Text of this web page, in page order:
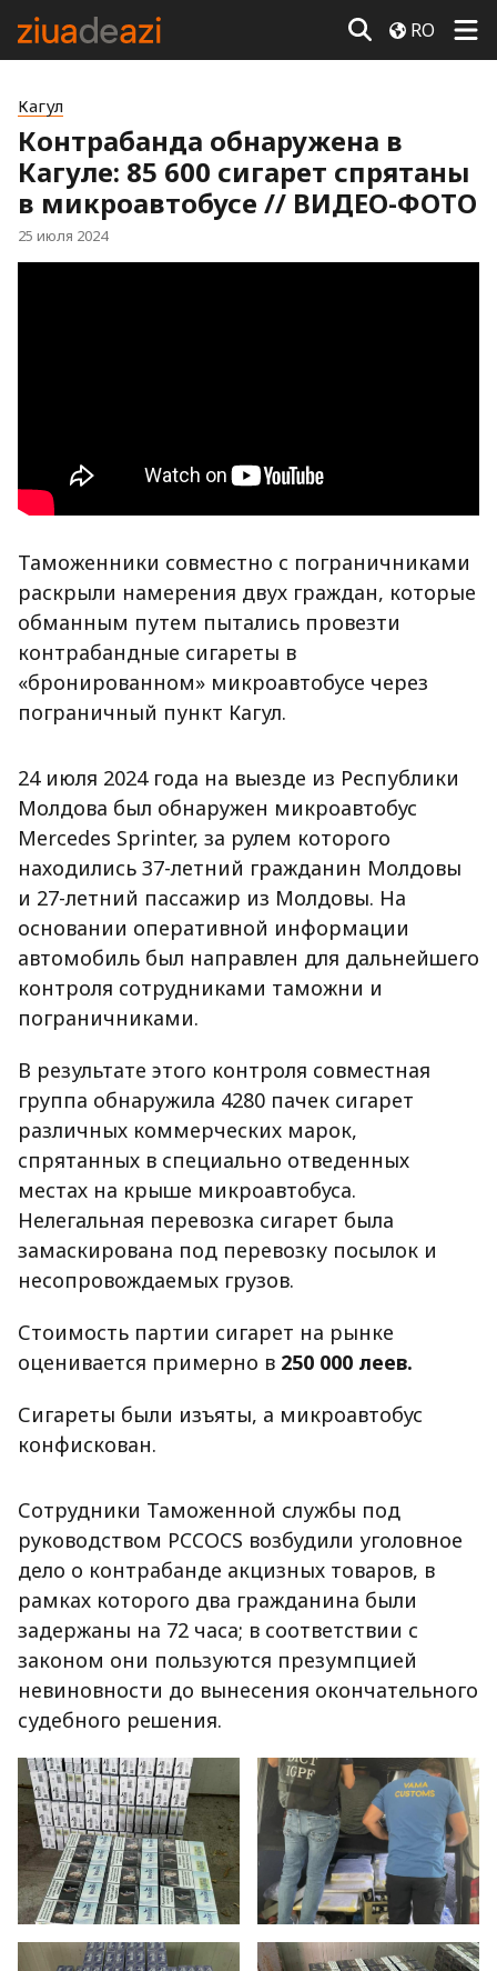
RO
Кагул
Контрабанда обнаружена в
Кагуле: 85 600 сигарет спрятаны
в микроавтобусе // ВИДЕО-ФОТО
25 июля 2024
Таможенники совместно с пограничниками
раскрыли намерения двух граждан, которые
обманным путем пытались провезти
контрабандные сигареты в
«бронированном» микроавтобусе через
пограничный пункт Кагул.
24 июля 2024 года на выезде из Республики
Молдова был обнаружен микроавтобус
Mercedes Sprinter, за рулем которого
находились 37-летний гражданин Молдовы
и 27-летний пассажир из Молдовы. На
основании оперативной информации
автомобиль был направлен для дальнейшего
контроля сотрудниками таможни и
пограничниками.
В результате этого контроля совместная
группа обнаружила 4280 пачек сигарет
различных коммерческих марок,
спрятанных в специально отведенных
местах на крыше микроавтобуса.
Нелегальная перевозка сигарет была
замаскирована под перевозку посылок и
несопровождаемых грузов.
Стоимость партии сигарет на рынке
оценивается примерно в 250 000 леев.
Сигареты были изъяты, а микроавтобус
конфискован.
Сотрудники Таможенной службы под
руководством PCCOCS возбудили уголовное
дело о контрабанде акцизных товаров, в
рамках которого два гражданина были
задержаны на 72 часа; в соответствии с
законом они пользуются презумпцией
невиновности до вынесения окончательного
судебного решения.